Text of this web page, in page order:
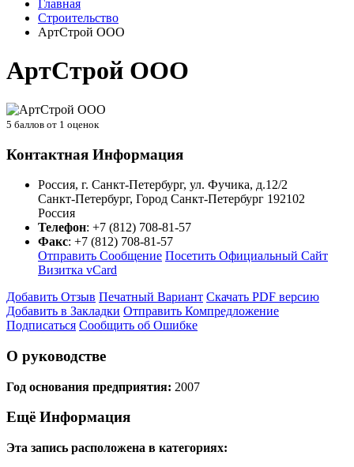
Главная
Строительство
АртСтрой ООО
АртСтрой ООО
5 баллов от 1 оценок
Контактная Информация
Россия, г. Санкт-Петербург, ул. Фучика, д.12/2
Санкт-Петербург, Город Санкт-Петербург 192102
Россия
Телефон: +7 (812) 708-81-57
Факс: +7 (812) 708-81-57
Отправить Сообщение Посетить Официальный Сайт
Визитка vCard
Добавить Отзыв Печатный Вариант Скачать PDF версию
Добавить в Закладки Отправить Компредложение
Подписаться Сообщить об Ошибке
О руководстве
Год основания предприятия: 2007
Ещё Информация
Эта запись расположена в категориях: